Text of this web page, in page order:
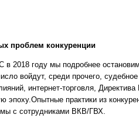
проблем конкуренции
в 2018 году мы подробнее
войдут, среди прочего, судебное
интернет-торговля,
эпоху.Опытные практики из
с сотрудниками ВКВ/ГВХ.